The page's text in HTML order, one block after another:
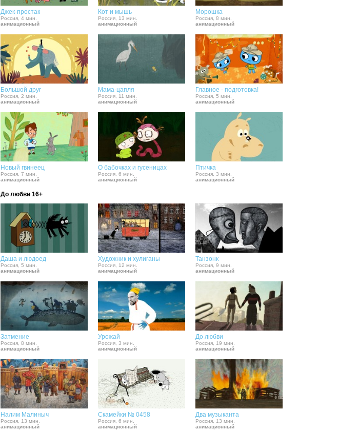
Джек-простак
Россия, 4 мин.
анимационный
Кот и мышь
Россия, 13 мин.
анимационный
Морошка
Россия, 8 мин.
анимационный
Большой друг
Россия, 2 мин.
анимационный
Мама-цапля
Россия, 11 мин.
анимационный
Главное - подготовка!
Россия, 5 мин.
анимационный
Новый гвинеец
Россия, 7 мин.
анимационный
О бабочках и гусеницах
Россия, 6 мин.
анимационный
Птичка
Россия, 3 мин.
анимационный
До любви 16+
Даша и людоед
Россия, 5 мин.
анимационный
Художник и хулиганы
Россия, 12 мин.
анимационный
Танзонк
Россия, 9 мин.
анимационный
Затмение
Россия, 8 мин.
анимационный
Урожай
Россия, 3 мин.
анимационный
До любви
Россия, 19 мин.
анимационный
Налим Малиныч
Россия, 13 мин.
анимационный
Скамейки № 0458
Россия, 6 мин.
анимационный
Два музыканта
Россия, 13 мин.
анимационный